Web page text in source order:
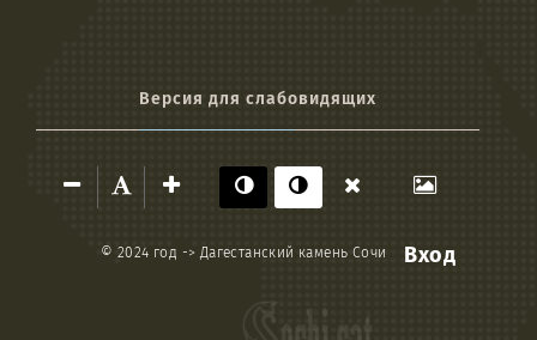
Версия для слабовидящих
Вход
© 2024 год -> Дагестанский камень Сочи